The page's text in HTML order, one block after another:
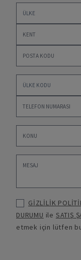
GİZLİLİK
DURUMU ile SATIŞ
etmek için lütfen